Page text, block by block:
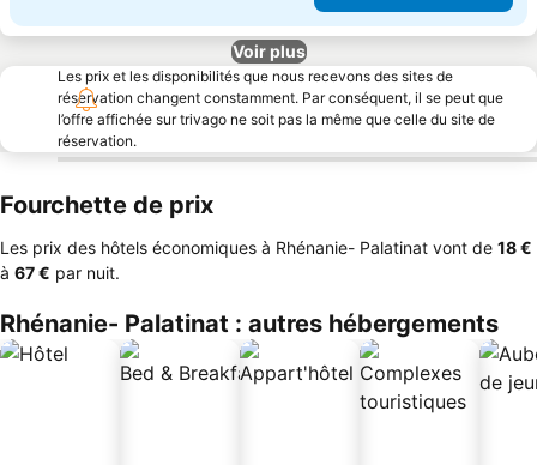
Voir plus
Les prix et les disponibilités que nous recevons des sites de
réservation changent constamment. Par conséquent, il se peut que
l’offre affichée sur trivago ne soit pas la même que celle du site de
réservation.
Fourchette de prix
Les prix des hôtels économiques à Rhénanie- Palatinat vont de ‎18 €
à ‎67 € par nuit.
Rhénanie- Palatinat : autres hébergements